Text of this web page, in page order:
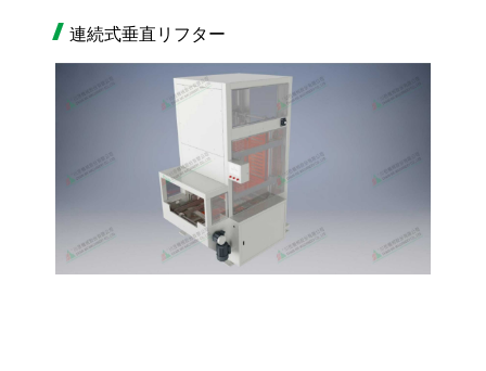
連続式垂直リフター